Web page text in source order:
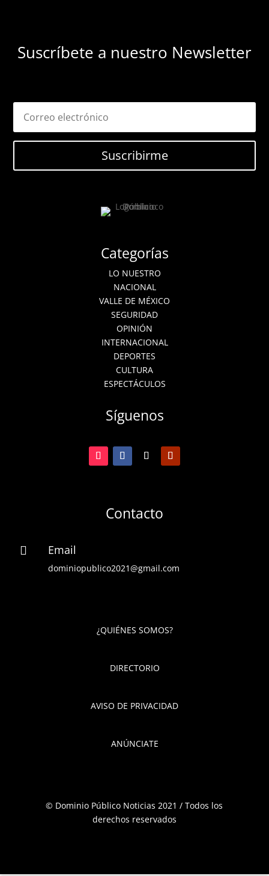
Suscríbete a nuestro Newsletter
Suscribirme
Categorías
LO NUESTRO
NACIONAL
VALLE DE MÉXICO
SEGURIDAD
OPINIÓN
INTERNACIONAL
DEPORTES
CULTURA
ESPECTÁCULOS
Síguenos
Contacto
 Email
dominiopublico2021@gmail.com
¿QUIÉNES SOMOS?
DIRECTORIO
AVISO DE PRIVACIDAD
ANÚNCIATE
© Dominio Público Noticias 2021 / Todos los
derechos reservados